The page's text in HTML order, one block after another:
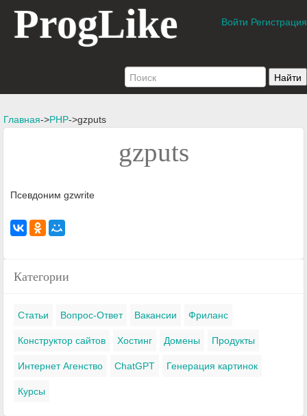
ProgLike Войти Регистрация
Главная->PHP->gzputs
gzputs
Псевдоним gzwrite
Категории
Статьи Вопрос-Ответ Вакансии Фриланс
Конструктор сайтов Хостинг Домены Продукты
Интернет Агенство ChatGPT Генерация картинок
Курсы